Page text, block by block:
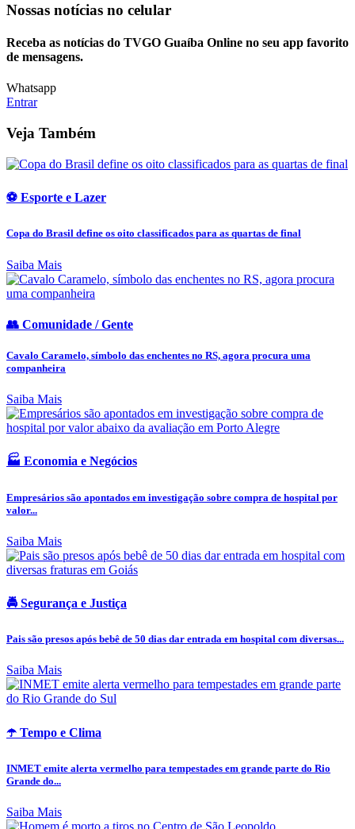
Nossas notícias no celular
Receba as notícias do TVGO Guaíba Online no seu app favorito
de mensagens.
Whatsapp
Entrar
Veja Também
⚽ Esporte e Lazer
Copa do Brasil define os oito classificados para as quartas de final
Saiba Mais
👥 Comunidade / Gente
Cavalo Caramelo, símbolo das enchentes no RS, agora procura uma
companheira
Saiba Mais
🏭 Economia e Negócios
Empresários são apontados em investigação sobre compra de hospital por
valor...
Saiba Mais
🚔 Segurança e Justiça
Pais são presos após bebê de 50 dias dar entrada em hospital com diversas...
Saiba Mais
☂️ Tempo e Clima
INMET emite alerta vermelho para tempestades em grande parte do Rio
Grande do...
Saiba Mais